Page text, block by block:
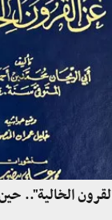
القرون الخالية"..